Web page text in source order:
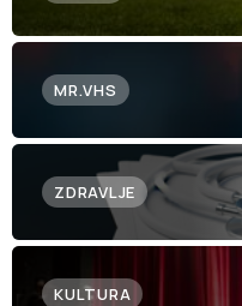
MR.VHS
ZDRAVLJE
KULTURA